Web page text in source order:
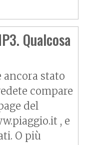
Qualcosa
ancora stato
compare
del
, e
O più